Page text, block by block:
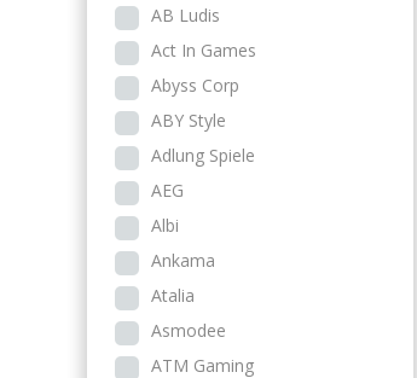
AB Ludis
Act In Games
Abyss Corp
ABY Style
Adlung Spiele
AEG
Albi
Ankama
Atalia
Asmodee
ATM Gaming